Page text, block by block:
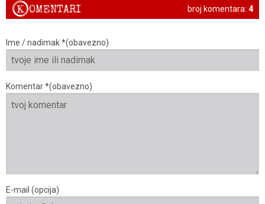
broj komentara: 4
KOMENTARI
Ime / nadimak *(obavezno)
Komentar *(obavezno)
E-mail (opcija)